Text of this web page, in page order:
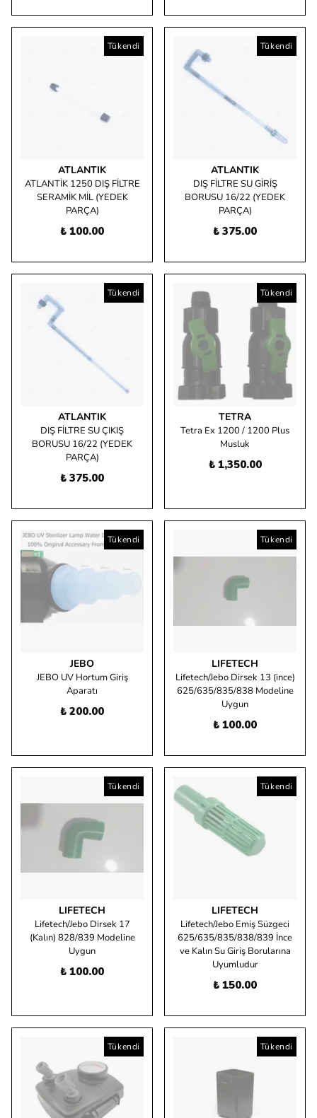
Tükendi
ATLANTIK
ATLANTİK 1250 DIŞ FİLTRE
SERAMİK MİL (YEDEK
PARÇA)
₺ 100.00
Tükendi
ATLANTIK
DIŞ FİLTRE SU GİRİŞ
BORUSU 16/22 (YEDEK
PARÇA)
₺ 375.00
Tükendi
ATLANTIK
DIŞ FİLTRE SU ÇIKIŞ
BORUSU 16/22 (YEDEK
PARÇA)
₺ 375.00
Tükendi
TETRA
Tetra Ex 1200 / 1200 Plus
Musluk
₺ 1,350.00
Tükendi
JEBO
JEBO UV Hortum Giriş
Aparatı
₺ 200.00
Tükendi
LIFETECH
Lifetech/Jebo Dirsek 13 (ince)
625/635/835/838 Modeline
Uygun
₺ 100.00
Tükendi
LIFETECH
Lifetech/Jebo Dirsek 17
(Kalın) 828/839 Modeline
Uygun
₺ 100.00
Tükendi
LIFETECH
Lifetech/Jebo Emiş Süzgeci
625/635/835/838/839 İnce
ve Kalın Su Giriş Borularına
Uyumludur
₺ 150.00
Tükendi Tükendi